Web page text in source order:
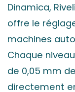
Dinamica,
offre le
machines
Chaque
de 0,05 mm
directement